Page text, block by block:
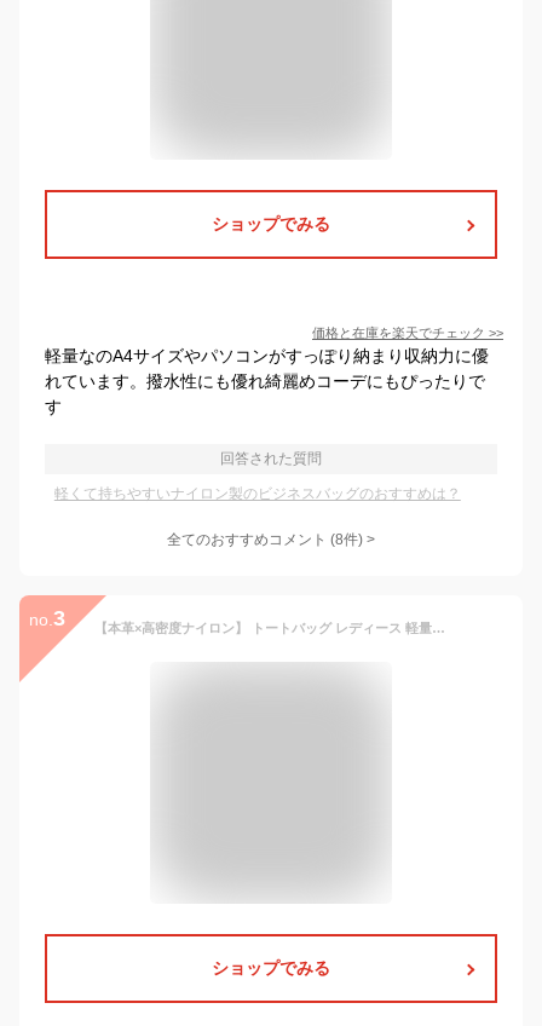
ショップでみる
価格と在庫を楽天でチェック >>
軽量なのA4サイズやパソコンがすっぽり納まり収納力に優
れています。撥水性にも優れ綺麗めコーデにもぴったりで
す
回答された質問
軽くて持ちやすいナイロン製のビジネスバッグのおすすめは？
全てのおすすめコメント (8件) >
no. 3 【本革×高密度ナイロン】 トートバッグ レディース 軽量 A4 ファスナー ナイロン 通勤バッグ 本革ハンドル ショルダー 2way 大きめ 大容量 通勤 大きい おしゃれ 軽い 斜め掛け vin1b-18r004p 【aroco/アロコ】 春夏 夏バッグ
ショップでみる